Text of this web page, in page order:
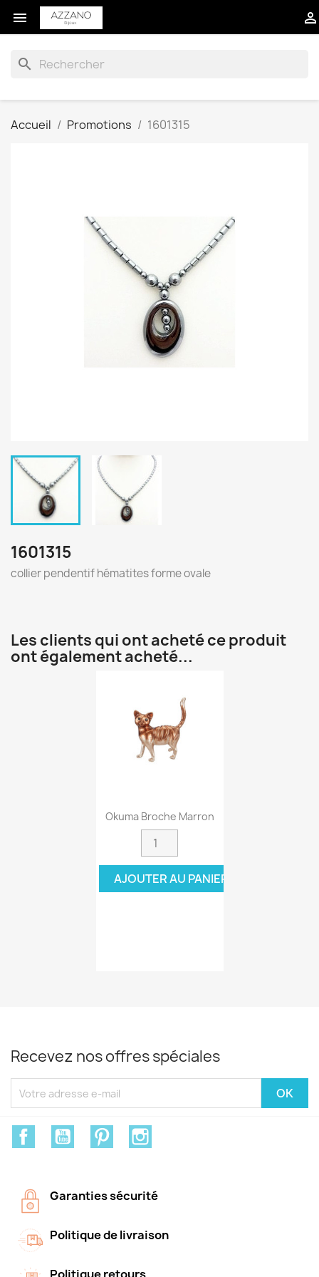
 
search
Accueil Promotions 1601315
1601315
collier pendentif hématites forme ovale
Les clients qui ont acheté ce produit
ont également acheté...
Okuma Broche Marron
AJOUTER AU PANIER
Recevez nos offres spéciales
FacebookYouTube Pinterest
Garanties sécurité
Politique de livraison